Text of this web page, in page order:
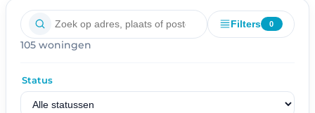
Filters 0
105 woningen
Status